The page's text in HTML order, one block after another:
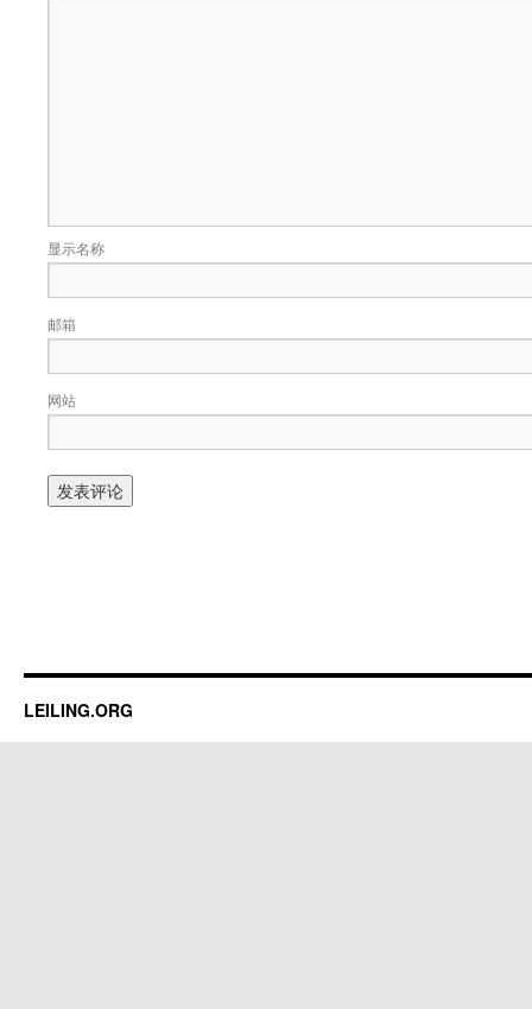
显示名称
邮箱
网站
LEILING.ORG